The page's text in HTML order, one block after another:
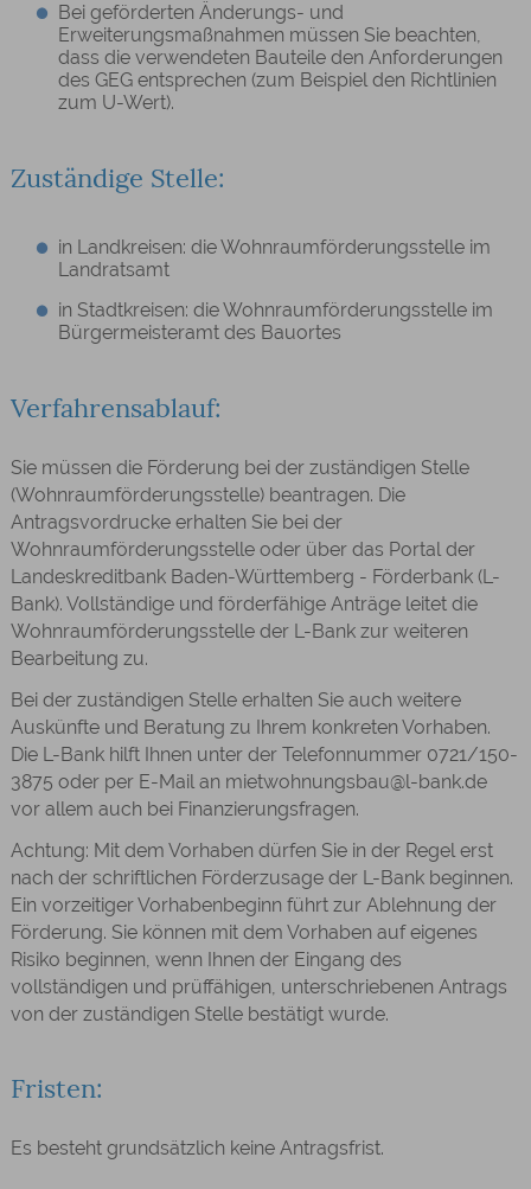
Bei geförderten Änderungs- und
Erweiterungsmaßnahmen müssen Sie beachten,
dass die verwendeten Bauteile den Anforderungen
des GEG entsprechen (zum Beispiel den Richtlinien
zum U-Wert).
Zuständige Stelle:
in Landkreisen: die Wohnraumförderungsstelle im
Landratsamt
in Stadtkreisen: die Wohnraumförderungsstelle im
Bürgermeisteramt des Bauortes
Verfahrensablauf:
Sie müssen die Förderung bei der zuständigen Stelle
(Wohnraumförderungsstelle) beantragen. Die
Antragsvordrucke erhalten Sie bei der
Wohnraumförderungsstelle oder über das Portal der
Landeskreditbank Baden-Württemberg - Förderbank (L-
Bank). Vollständige und förderfähige Anträge leitet die
Wohnraumförderungsstelle der L-Bank zur weiteren
Bearbeitung zu.
Bei der zuständigen Stelle erhalten Sie auch weitere
Auskünfte und Beratung zu Ihrem konkreten Vorhaben.
Die L-Bank hilft Ihnen unter der Telefonnummer 0721/150-
3875 oder per E-Mail an mietwohnungsbau@l-bank.de
vor allem auch bei Finanzierungsfragen.
Achtung: Mit dem Vorhaben dürfen Sie in der Regel erst
nach der schriftlichen Förderzusage der L-Bank beginnen.
Ein vorzeitiger Vorhabenbeginn führt zur Ablehnung der
Förderung. Sie können mit dem Vorhaben auf eigenes
Risiko beginnen, wenn Ihnen der Eingang des
vollständigen und prüffähigen, unterschriebenen Antrags
von der zuständigen Stelle bestätigt wurde.
Fristen:
Es besteht grundsätzlich keine Antragsfrist.